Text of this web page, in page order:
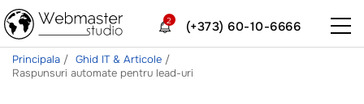
(+373) 60-10-6666
2
Principala
Ghid IT & Articole
Raspunsuri automate pentru lead-uri